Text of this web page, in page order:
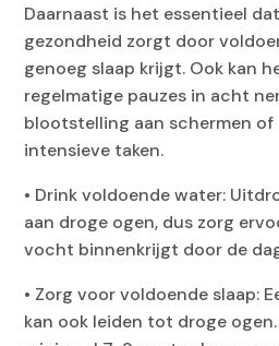
Daarnaast is het essentieel
gezondheid zorgt door
genoeg slaap krijgt. Ook kan
regelmatige pauzes in acht
blootstelling aan schermen of
intensieve taken.
• Drink voldoende water:
aan droge ogen, dus zorg
vocht binnenkrijgt door de
• Zorg voor voldoende slaap:
kan ook leiden tot droge